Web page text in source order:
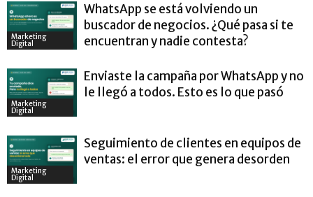
Marketing
Digital
WhatsApp se está volviendo un
buscador de negocios. ¿Qué pasa si te
encuentran y nadie contesta?
Marketing
Digital
Enviaste la campaña por WhatsApp y no
le llegó a todos. Esto es lo que pasó
Marketing
Digital
Seguimiento de clientes en equipos de
ventas: el error que genera desorden